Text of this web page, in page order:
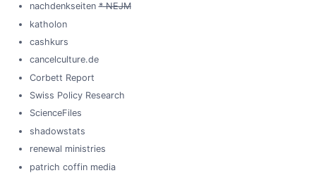
nachdenkseiten* NEJM
katholon
cashkurs
cancelculture.de
Corbett Report
Swiss Policy Research
ScienceFiles
shadowstats
renewal ministries
patrich coffin media